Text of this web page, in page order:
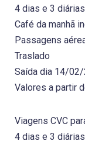
4 dias e 3
Café da manhã
Passagens
Traslado
Saída dia 14/
Valores a partir
Viagens CVC
4 dias e 3